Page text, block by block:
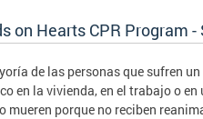
on Hearts CPR Program -
de las personas que sufren
en la vivienda, en el trabajo o en
mueren porque no reciben